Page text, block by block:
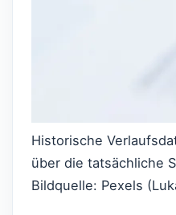
Historische
über die tatsächliche
Bildquelle: Pexels